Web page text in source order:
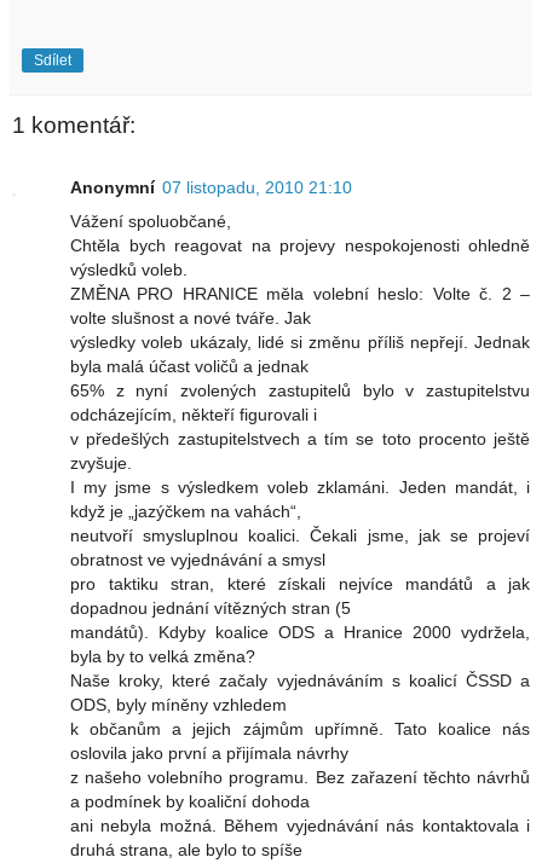
Sdílet
1 komentář:
Anonymní 07 listopadu, 2010 21:10
Vážení spoluobčané,
Chtěla bych reagovat na projevy nespokojenosti ohledně
výsledků voleb.
ZMĚNA PRO HRANICE měla volební heslo: Volte č. 2 –
volte slušnost a nové tváře. Jak
výsledky voleb ukázaly, lidé si změnu příliš nepřejí. Jednak
byla malá účast voličů a jednak
65% z nyní zvolených zastupitelů bylo v zastupitelstvu
odcházejícím, někteří figurovali i
v předešlých zastupitelstvech a tím se toto procento ještě
zvyšuje.
I my jsme s výsledkem voleb zklamáni. Jeden mandát, i
když je „jazýčkem na vahách“,
neutvoří smysluplnou koalici. Čekali jsme, jak se projeví
obratnost ve vyjednávání a smysl
pro taktiku stran, které získali nejvíce mandátů a jak
dopadnou jednání vítězných stran (5
mandátů). Kdyby koalice ODS a Hranice 2000 vydržela,
byla by to velká změna?
Naše kroky, které začaly vyjednáváním s koalicí ČSSD a
ODS, byly míněny vzhledem
k občanům a jejich zájmům upřímně. Tato koalice nás
oslovila jako první a přijímala návrhy
z našeho volebního programu. Bez zařazení těchto návrhů
a podmínek by koaliční dohoda
ani nebyla možná. Během vyjednávání nás kontaktovala i
druhá strana, ale bylo to spíše